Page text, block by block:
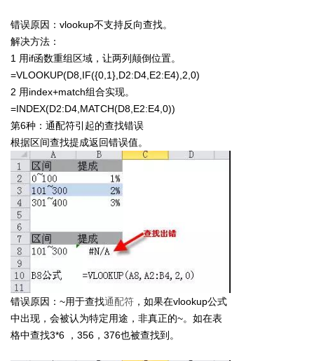
错误原因：vlookup不支持反向查找。
解决方法：
1 用if函数重组区域，让两列颠倒位置。
=VLOOKUP(D8,IF({0,1},D2:D4,E2:E4),2,0)
2 用index+match组合实现。
=INDEX(D2:D4,MATCH(D8,E2:E4,0))
第6种：通配符引起的查找错误
根据区间查找提成返回错误值。
错误原因：~用于查找通配符 ，如果在vlookup公式
中出现，会被认为特定用途，非真正的~。如在表
格中查找3*6 ，356，376也被查找到。